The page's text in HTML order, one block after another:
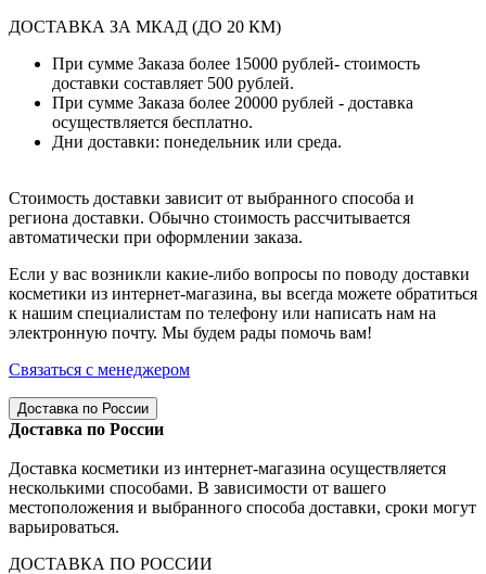
ДОСТАВКА ЗА МКАД (ДО 20 КМ)
При сумме Заказа более 15000 рублей- стоимость
доставки составляет 500 рублей.
При сумме Заказа более 20000 рублей - доставка
осуществляется бесплатно.
Дни доставки: понедельник или среда.
Стоимость доставки зависит от выбранного способа и
региона доставки. Обычно стоимость рассчитывается
автоматически при оформлении заказа.
Если у вас возникли какие-либо вопросы по поводу доставки
косметики из интернет-магазина, вы всегда можете обратиться
к нашим специалистам по телефону или написать нам на
электронную почту. Мы будем рады помочь вам!
Связаться с менеджером
Доставка по России
Доставка по России
Доставка косметики из интернет-магазина осуществляется
несколькими способами. В зависимости от вашего
местоположения и выбранного способа доставки, сроки могут
варьироваться.
ДОСТАВКА ПО РОССИИ